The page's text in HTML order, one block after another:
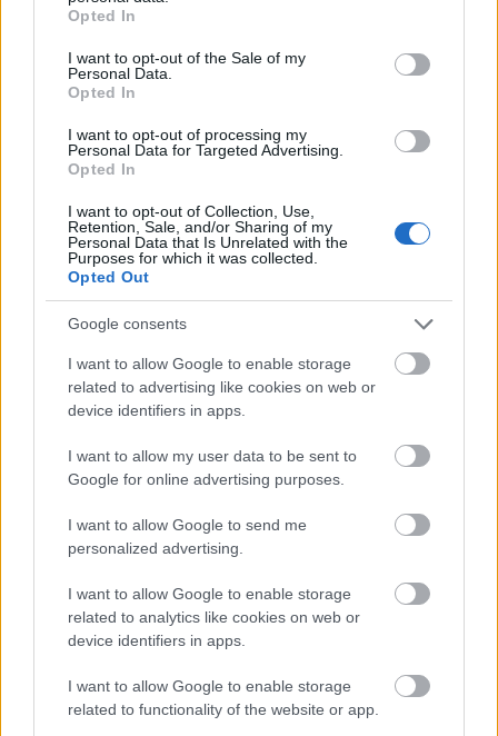
grant or deny consent to Google and its third-party tags to
use your data for below specified purposes in below Google
consent section.
Opted In
I want to opt-out of the Sale of my
Personal Data.
Opted In
I want to opt-out of processing my
Personal Data for Targeted Advertising.
Opted In
I want to opt-out of Collection, Use,
Retention, Sale, and/or Sharing of my
Personal Data that Is Unrelated with the
Purposes for which it was collected.
Opted Out
Google consents
I want to allow Google to enable storage
related to advertising like cookies on web or
device identifiers in apps.
I want to allow my user data to be sent to
Google for online advertising purposes.
I want to allow Google to send me
personalized advertising.
I want to allow Google to enable storage
related to analytics like cookies on web or
device identifiers in apps.
I want to allow Google to enable storage
related to functionality of the website or app.
δημοσίευση για το τροχαίο θα τα κλείσω όλα.
ντρέπομαι . Δεν είμαστε έτσι, έτσι μας θεωρούν».